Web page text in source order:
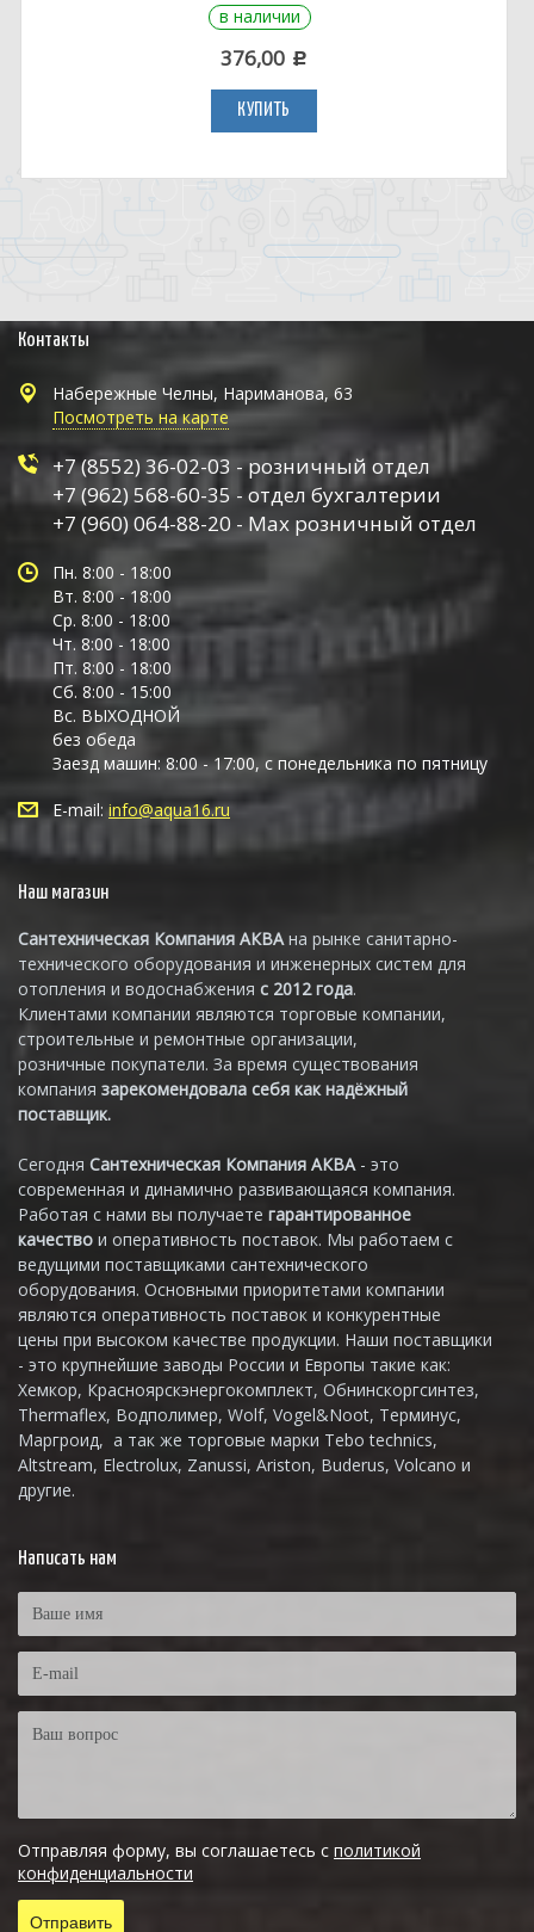
в наличии
376,00 c
КУПИТЬ
Контакты
Набережные Челны, Нариманова, 63
Посмотреть на карте
+7 (8552) 36-02-03 - розничный отдел
+7 (962) 568-60-35 - отдел бухгалтерии
+7 (960) 064-88-20 - Max розничный отдел
Пн. 8:00 - 18:00
Вт. 8:00 - 18:00
Ср. 8:00 - 18:00
Чт. 8:00 - 18:00
Пт. 8:00 - 18:00
Сб. 8:00 - 15:00
Вс. ВЫХОДНОЙ
без обеда
Заезд машин: 8:00 - 17:00, с понедельника по пятницу
E-mail: info@aqua16.ru
Наш магазин
Сантехническая Компания АКВАна рынке санитарно-
технического оборудования и инженерных систем для
отопления и водоснабжения с 2012 года.
Клиентами компании являются торговые компании,
строительные и ремонтные организации,
розничные покупатели. За время существования
компания зарекомендовала себя как надёжный
поставщик.
Сегодня Сантехническая Компания АКВА - это
современная и динамично развивающаяся компания.
Работая с нами вы получаете гарантированное
качество и оперативность поставок. Мы работаем с
ведущими поставщиками сантехнического
оборудования. Основными приоритетами компании
являются оперативность поставок и конкурентные
цены при высоком качестве продукции. Наши поставщики
- это крупнейшие заводы России и Европы такие как:
Хемкор, Красноярскэнергокомплект, Обнинскоргсинтез,
Thermaflex, Водполимер, Wolf, Vogel&Noot, Терминус,
Маргроид, а так же торговые марки Tebo technics,
Altstream, Electrolux, Zanussi, Ariston, Buderus, Volcano и
другие.
Написать нам
Отправляя форму, вы соглашаетесь с политикой
конфиденциальности